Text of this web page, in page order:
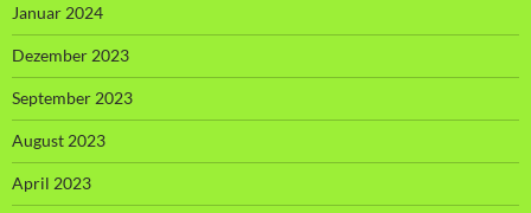
Januar 2024
Dezember 2023
September 2023
August 2023
April 2023